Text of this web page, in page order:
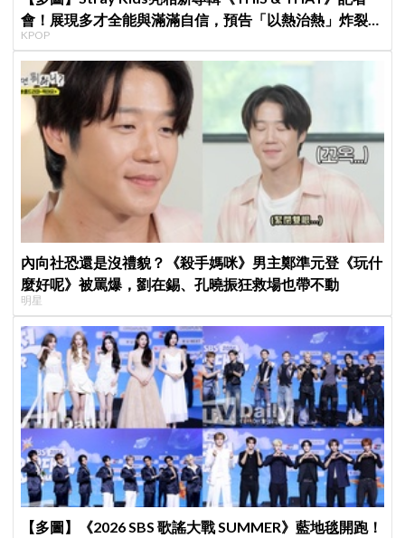
會！展現多才全能與滿滿自信，預告「以熱治熱」炸裂夏
日音樂圈
KPOP
內向社恐還是沒禮貌？《殺手媽咪》男主鄭準元登《玩什
麼好呢》被罵爆，劉在錫、孔曉振狂救場也帶不動
明星
【多圖】《2026 SBS 歌謠大戰 SUMMER》藍地毯開跑！